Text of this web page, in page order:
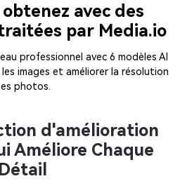
avec des
par Media.io
professionnel avec 6 modèles AI
images et améliorer la résolution
photos.
d'amélioration
Améliore Chaque
Détail